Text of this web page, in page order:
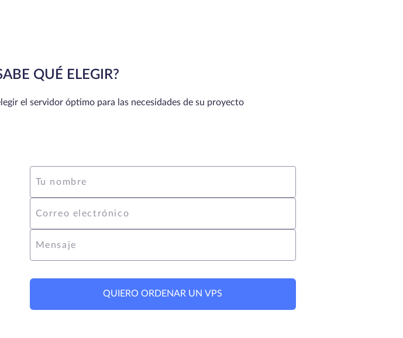
QUÉ ELEGIR?
el servidor óptimo para las necesidades de su proyecto
Tu nombre
Correo electrónico
Mensaje
QUIERO ORDENAR UN VPS